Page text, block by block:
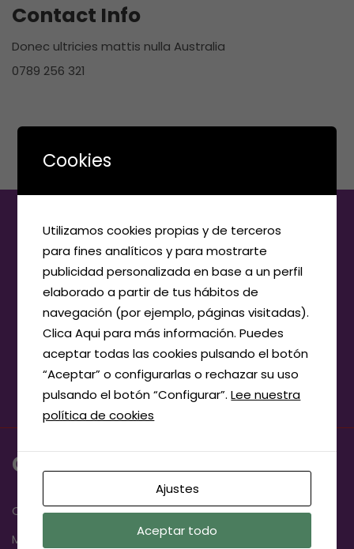
Contact Info
Donec ultricies mattis nulla Australia
0789 256 321
CONTACTO
Calle la Coruña, 20, 47400
Medina del Campo, Valladolid
Cookies
Utilizamos cookies propias y de terceros
para fines analíticos y para mostrarte
publicidad personalizada en base a un perfil
elaborado a partir de tus hábitos de
navegación (por ejemplo, páginas visitadas).
Clica Aqui para más información. Puedes
aceptar todas las cookies pulsando el botón
“Aceptar” o configurarlas o rechazar su uso
pulsando el botón “Configurar”.Lee nuestra
política de cookies
Ajustes
Aceptar todo